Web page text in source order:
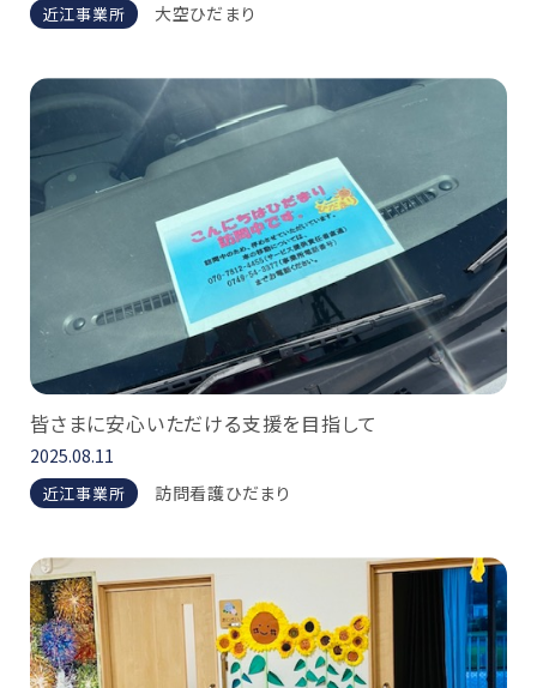
近江事業所 大空ひだまり
皆さまに安心いただける支援を目指して
2025.08.11
近江事業所 訪問看護ひだまり